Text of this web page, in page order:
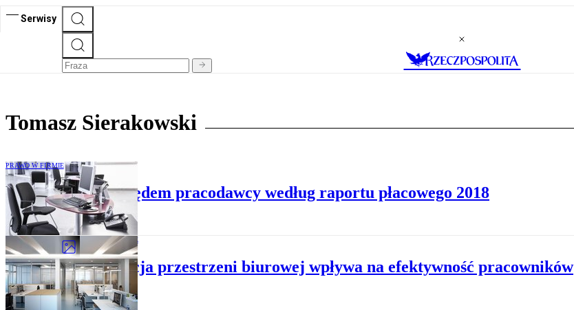
Serwisy
Tomasz Sierakowski
PRAWO W FIRMIE
Oczekiwania względem pracodawcy według raportu płacowego 2018
PRAWO W FIRMIE
Aranżacja przestrzeni biurowej wpływa na efektywność pracowników